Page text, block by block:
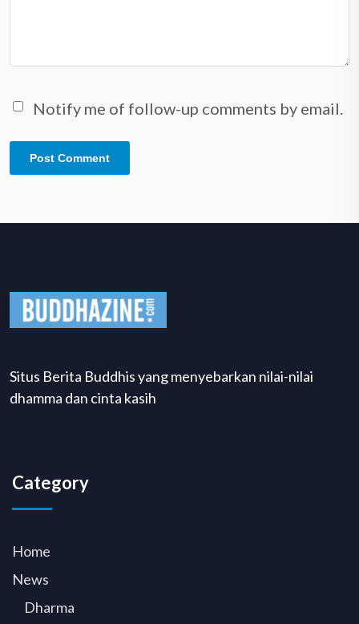
Notify me of follow-up comments by email.
Situs Berita Buddhis yang menyebarkan nilai-nilai
dhamma dan cinta kasih
Category
Home
News
Dharma